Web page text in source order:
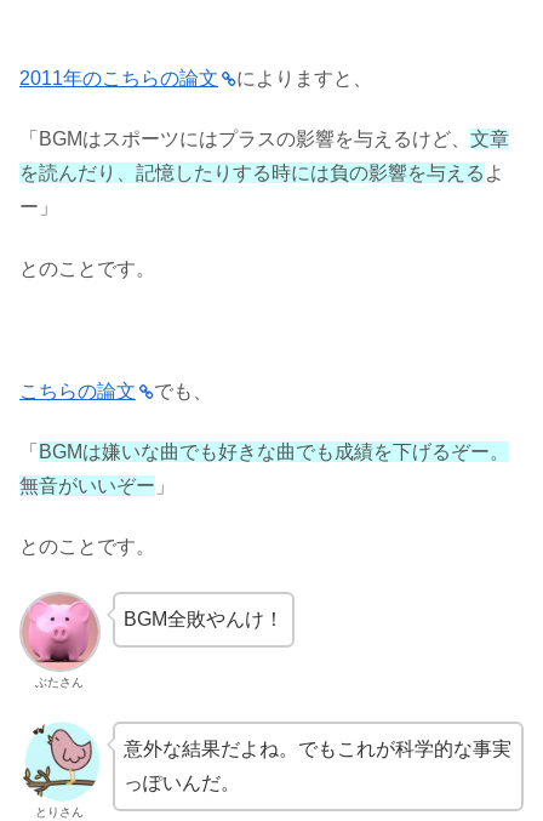
2011年のこちらの論文 によりますと、
「BGMはスポーツにはプラスの影響を与えるけど、 文章
を読んだり、記憶したりする時には負の影響を与える よ
ー」
とのことです。
こちらの論文 でも、
「 BGMは嫌いな曲でも好きな曲でも成績を下げるぞー。
無音がいいぞー 」
とのことです。
ぶたさん
BGM全敗やんけ！
とりさん
意外な結果だよね。でもこれが科学的な事実
っぽいんだ。